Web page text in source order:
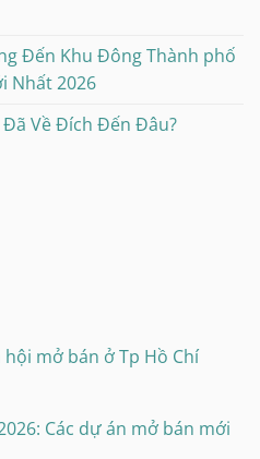
Đến Khu Đông Thành phố
Nhất 2026
Về Đích Đến Đâu?
mở bán ở Tp Hồ Chí
Các dự án mở bán mới